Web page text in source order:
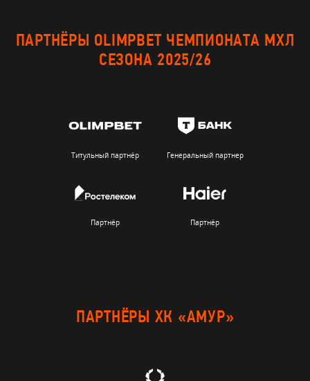
ПАРТНЁРЫ OLIMPBET ЧЕМПИОНАТА МХЛ
СЕЗОНА 2025/26
Титульный партнёр Генеральный партнер
Партнёр Партнёр
ПАРТНЁРЫ ХК «АМУР»